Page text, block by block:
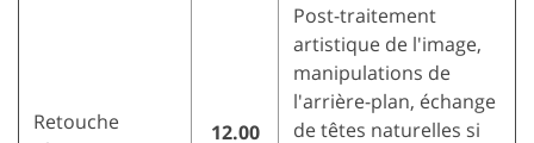
Retouche
12.00
Post-traitement
artistique de l'image,
manipulations de
l'arrière-plan, échange
de têtes naturelles si